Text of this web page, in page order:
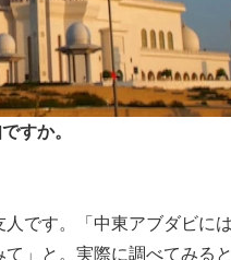
すか。
です。「中東アブダビに
」と。実際に調べてみる